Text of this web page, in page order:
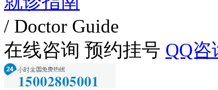
/ Doctor Guide
在线咨询 预约挂号 QQ咨